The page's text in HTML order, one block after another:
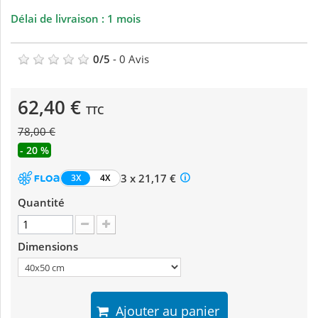
Délai de livraison : 1 mois
0/5 - 0 Avis
62,40 € TTC
78,00 €
- 20 %
3X 4X
3 x 21,17 €
Quantité
Dimensions
Ajouter au panier